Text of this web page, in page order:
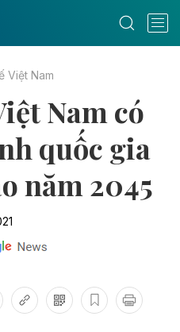
Việt Nam
Nam có
quốc gia
năm 2045